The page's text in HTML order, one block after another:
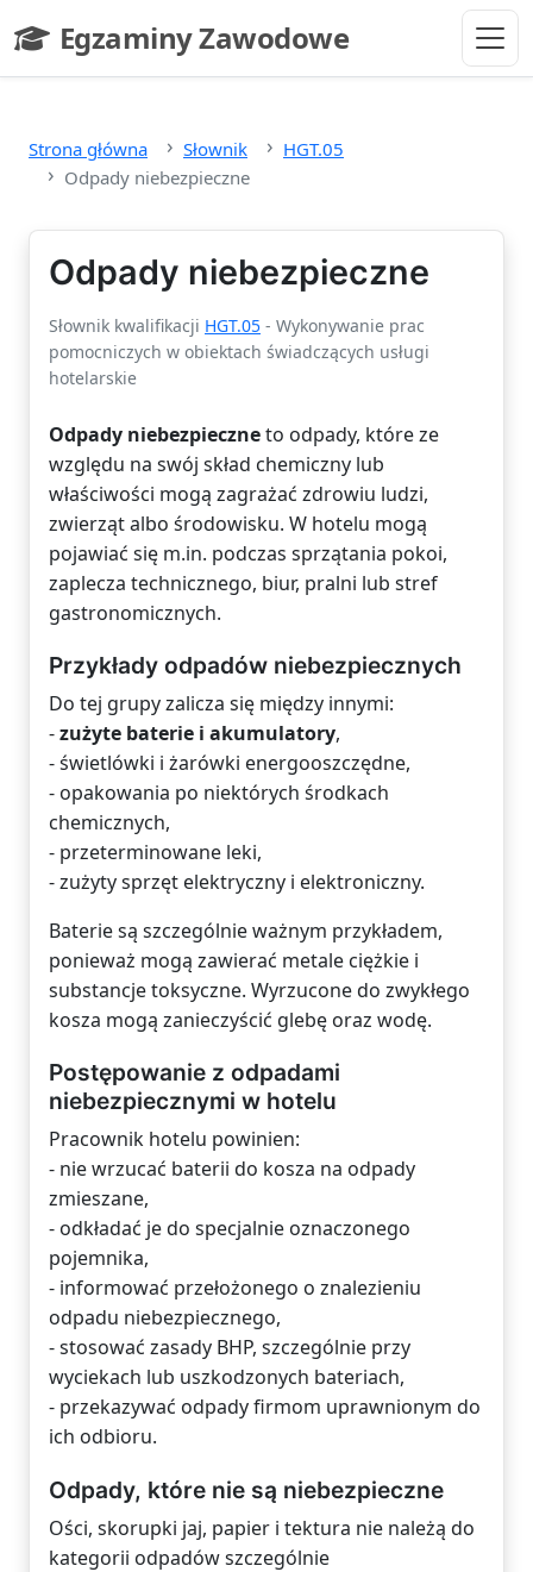
Egzaminy Zawodowe
- strona główna
Strona główna Słownik
HGT.05
Odpady niebezpieczne
Odpady niebezpieczne
Słownik kwalifikacji HGT.05 - Wykonywanie prac
pomocniczych w obiektach świadczących usługi
hotelarskie
Odpady niebezpieczneto odpady, które ze
względu na swój skład chemiczny lub
właściwości mogą zagrażać zdrowiu ludzi,
zwierząt albo środowisku. W hotelu mogą
pojawiać się m.in. podczas sprzątania pokoi,
zaplecza technicznego, biur, pralni lub stref
gastronomicznych.
Przykłady odpadów niebezpiecznych
Do tej grupy zalicza się między innymi:
-zużyte baterie i akumulatory,
- świetlówki i żarówki energooszczędne,
- opakowania po niektórych środkach
chemicznych,
- przeterminowane leki,
- zużyty sprzęt elektryczny i elektroniczny.
Baterie są szczególnie ważnym przykładem,
ponieważ mogą zawierać metale ciężkie i
substancje toksyczne. Wyrzucone do zwykłego
kosza mogą zanieczyścić glebę oraz wodę.
Postępowanie z odpadami
niebezpiecznymi w hotelu
Pracownik hotelu powinien:
- nie wrzucać baterii do kosza na odpady
zmieszane,
- odkładać je do specjalnie oznaczonego
pojemnika,
- informować przełożonego o znalezieniu
odpadu niebezpiecznego,
- stosować zasady BHP, szczególnie przy
wyciekach lub uszkodzonych bateriach,
- przekazywać odpady firmom uprawnionym do
ich odbioru.
Odpady, które nie są niebezpieczne
Ości, skorupki jaj, papier i tektura nie należą do
kategorii odpadów szczególnie